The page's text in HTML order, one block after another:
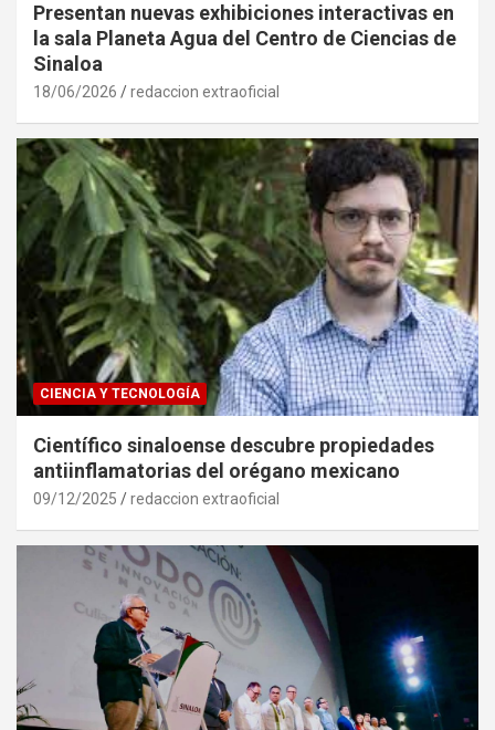
Presentan nuevas exhibiciones interactivas en
la sala Planeta Agua del Centro de Ciencias de
Sinaloa
18/06/2026 redaccion extraoficial
CIENCIA Y TECNOLOGÍA
Científico sinaloense descubre propiedades
antiinflamatorias del orégano mexicano
09/12/2025 redaccion extraoficial